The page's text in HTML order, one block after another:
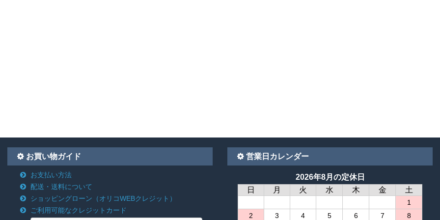
お買い物ガイド
お支払い方法
配送・送料について
ショッピングローン （オリコWEBクレジット）
ご利用可能なクレジットカード
営業日カレンダー
2026年8月の定休日
日
月 火 水 木 金 土
1
2
3 4 5 6 7 8